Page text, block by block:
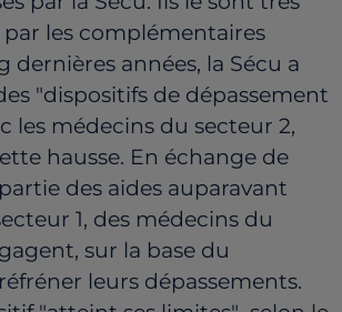
les complémentaires
dernières années, la Sécu a
"dispositifs de dépassement
les médecins du secteur 2,
hausse. En échange de
des aides auparavant
1, des médecins du
sur la base du
leurs dépassements.